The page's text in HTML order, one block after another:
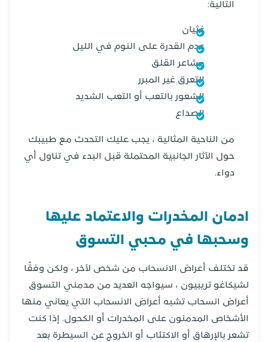
التالية:
غثيان
عدم القدرة على النوم في الليل
مشاعر القلق
التعرق غير المبرر
الشعور بالتعب أو التعب الشديد
الصداع
من الناحية المثالية ، يجب عليك التحدث مع طبيبك
حول الآثار الجانبية المحتملة قبل البدء في تناول أي
دواء.
ادمان المخدرات والاعتماد عليها
وسحبها في محبي التسوق
قد تختلف أعراض الانسحاب من شخص لآخر ، ولكن وفقًا
لشيكاغو تريبيون ، سيواجه العديد من مدمني التسوق
أعراض انسحاب تشبه أعراض الانسحاب التي يعاني منها
الأشخاص المدمنون على المخدرات أو الكحول. إذا كنت
تشعر بالإرهاق أو الاكتئاب أو الخروج عن السيطرة بعد